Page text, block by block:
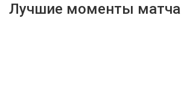
Лучшие моменты матча